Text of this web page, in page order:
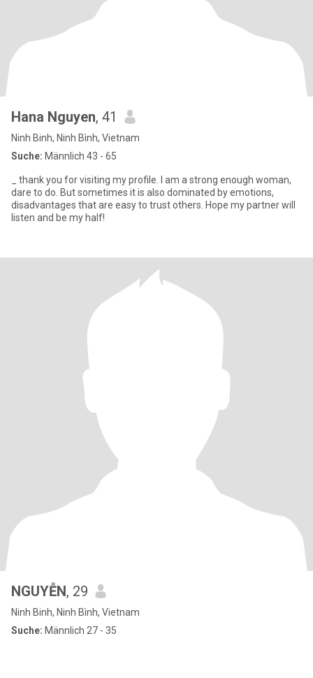
Hana Nguyen, 41
Ninh Binh, Ninh Bình, Vietnam
Suche: Männlich 43 - 65
_ thank you for visiting my profile. I am a strong enough woman,
dare to do. But sometimes it is also dominated by emotions,
disadvantages that are easy to trust others. Hope my partner will
listen and be my half!
NGUYỄN, 29
Ninh Binh, Ninh Bình, Vietnam
Suche: Männlich 27 - 35